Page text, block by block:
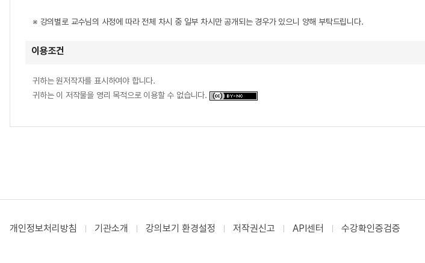
※ 강의별로 교수님의 사정에 따라 전체 차시 중 일부 차시만 공개되는 경우가 있으니 양해 부탁드립니다.
이용조건
귀하는 원저작자를 표시하여야 합니다.
귀하는 이 저작물을 영리 목적으로 이용할 수 없습니다.
개인정보처리방침 기관소개 강의보기 환경설정 저작권신고 API센터 수강확인증검증